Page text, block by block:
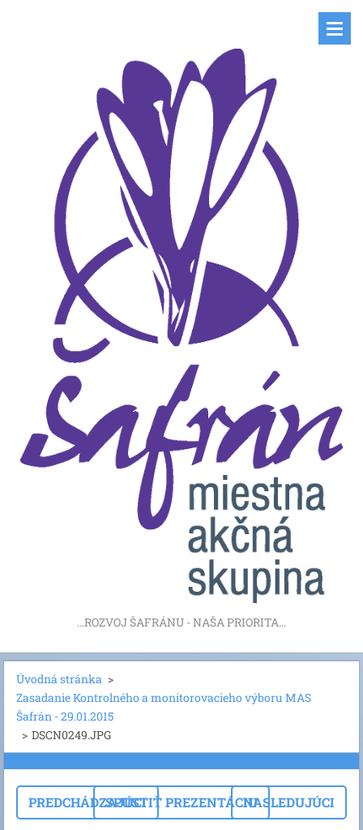
...ROZVOJ ŠAFRÁNU - NAŠA PRIORITA...
Úvodná stránka >
Zasadanie Kontrolného a monitorovacieho výboru MAS
Šafrán - 29.01.2015
> DSCN0249.JPG
PREDCHÁDZAJÚCISPUSTIŤ PREZENTÁCIUNASLEDUJÚCI